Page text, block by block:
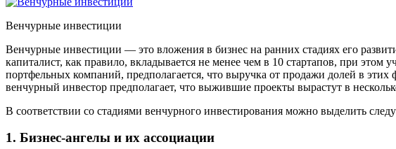
Венчурные инвестиции
Венчурные инвестиции — это вложения в бизнес на ранних стадиях его
капиталист, как правило, вкладывается не менее чем в 10 стартапов, при
портфельных компаний, предполагается, что выручка от продажи долей в
венчурный инвестор предполагает, что выжившие проекты вырастут в
В соответствии со стадиями венчурного инвестирования можно выделить
1. Бизнес-ангелы и их ассоциации